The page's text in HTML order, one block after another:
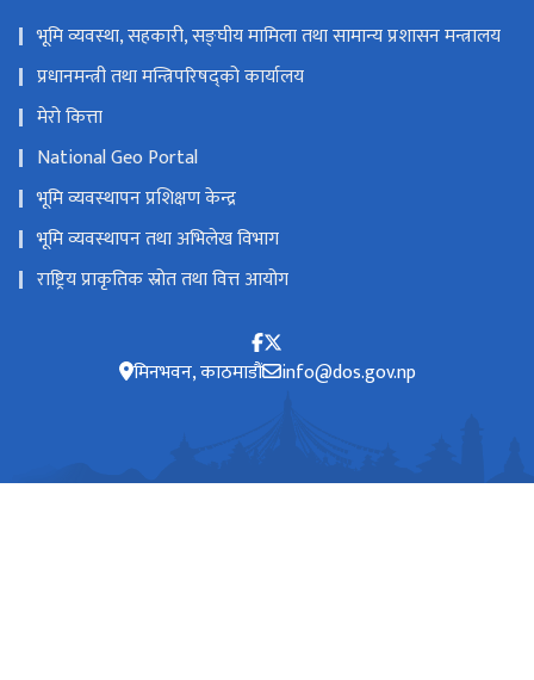
भूमि व्यवस्था, सहकारी, सङ्घीय मामिला तथा सामान्य प्रशासन मन्त्रालय
प्रधानमन्त्री तथा मन्त्रिपरिषद्को कार्यालय
मेरो कित्ता
National Geo Portal
भूमि व्यवस्थापन प्रशिक्षण केन्द्र
भूमि व्यवस्थापन तथा अभिलेख विभाग
राष्ट्रिय प्राकृतिक स्रोत तथा वित्त आयोग
मिनभवन, काठमाडौं info@dos.gov.np